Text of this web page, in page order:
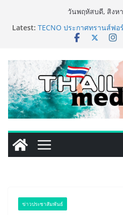
วันพฤหัสบดี, สิงห
Latest:
การท่องเที่ยวแห่งประเทศ
กลยุทธ์ Partnership 360°
ฐานตลาดอินเดียใต้–ศรีลัง
ช่วงครึ่งปีหลัง 2569
TECNO ประกาศทรานส์ฟ
แฟชั่นไอเท็ม เสิร์ฟใหญ่ปัก
MRT วาง POVA 8
ครั้งแรกของอุตสาหกรรมสี
มิตรโมเดิร์นเทรดชั้นนำ นำร่
ยกระดับความมั่นใจลูกค้า
บริการหลังการขายที่ครบวงจ
434 วันแห่งการรอคอย มูล
“Together We Grow” สร้า
ข่าวประชาสัมพันธ์